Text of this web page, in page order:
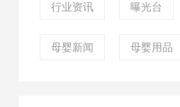
行业资讯 曝光台
母婴新闻 母婴用品